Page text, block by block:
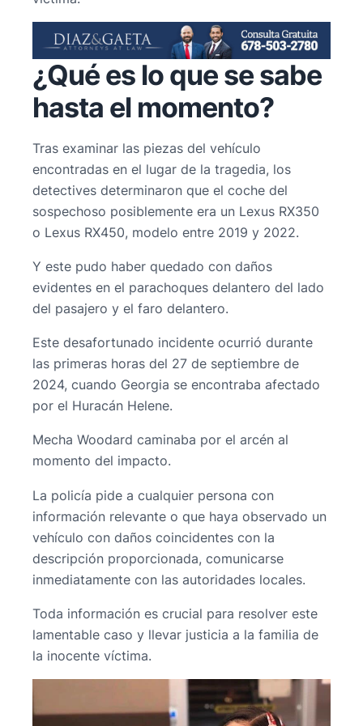
¿Qué es lo que se sabe
hasta el momento?
Tras examinar las piezas del vehículo
encontradas en el lugar de la tragedia, los
detectives determinaron que el coche del
sospechoso posiblemente era un Lexus RX350
o Lexus RX450, modelo entre 2019 y 2022.
Y este pudo haber quedado con daños
evidentes en el parachoques delantero del lado
del pasajero y el faro delantero.
Este desafortunado incidente ocurrió durante
las primeras horas del 27 de septiembre de
2024, cuando Georgia se encontraba afectado
por el Huracán Helene.
Mecha Woodard caminaba por el arcén al
momento del impacto.
La policía pide a cualquier persona con
información relevante o que haya observado un
vehículo con daños coincidentes con la
descripción proporcionada, comunicarse
inmediatamente con las autoridades locales.
Toda información es crucial para resolver este
lamentable caso y llevar justicia a la familia de
la inocente víctima.